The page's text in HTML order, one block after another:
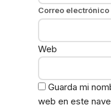
Correo electrónico
Web
Guarda mi
web en este